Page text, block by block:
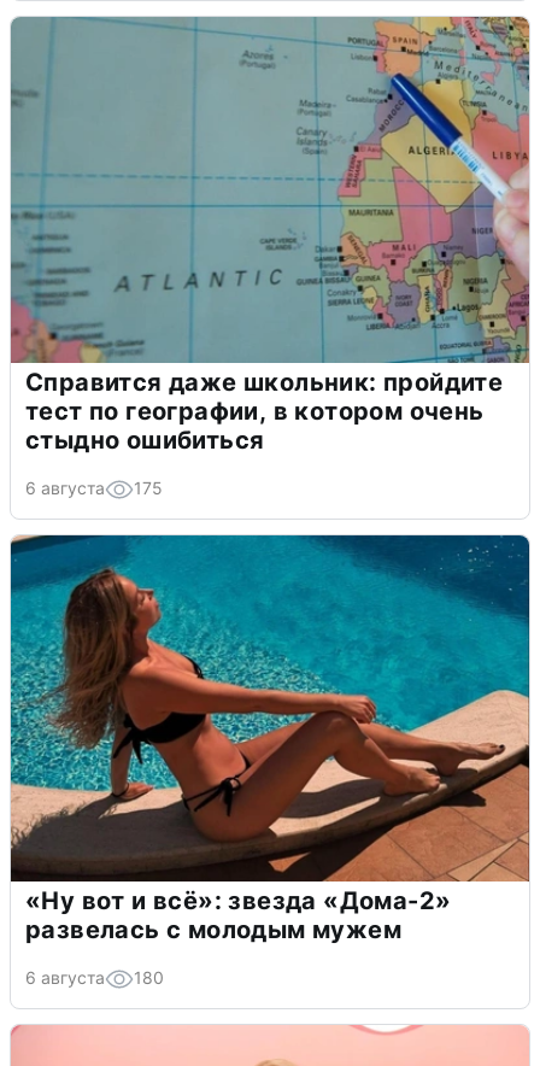
Справится даже школьник: пройдите
тест по географии, в котором очень
стыдно ошибиться
6 августа 175
«Ну вот и всё»: звезда «Дома-2»
развелась с молодым мужем
6 августа 180